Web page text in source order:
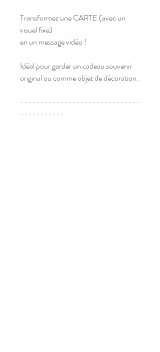
Transformez une CARTE (avec un
visuel fixe)
en un message vidéo !
Idéal pour garder un cadeau souvenir
original ou comme objet de décoration.
------------------------------
-----------